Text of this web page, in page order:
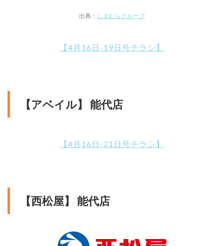
出典： しまむらグループ
【4月16日-19日号チラシ】
【アベイル】 能代店
【4月16日-21日号チラシ】
【西松屋】 能代店